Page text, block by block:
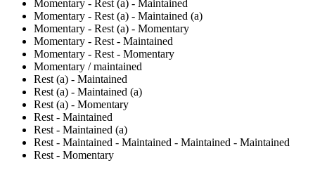
Momentary - Rest (a) - Maintained
Momentary - Rest (a) - Maintained (a)
Momentary - Rest (a) - Momentary
Momentary - Rest - Maintained
Momentary - Rest - Momentary
Momentary / maintained
Rest (a) - Maintained
Rest (a) - Maintained (a)
Rest (a) - Momentary
Rest - Maintained
Rest - Maintained (a)
Rest - Maintained - Maintained - Maintained - Maintained
Rest - Momentary